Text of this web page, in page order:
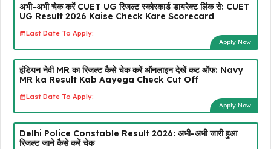
अभी-अभी चेक करें CUET UG रिजल्ट स्कोरकार्ड डायरेक्ट लिंक से: CUET
UG Result 2026 Kaise Check Kare Scorecard
Last Date To Apply:
Apply Now
इंडियन नेवी MR का रिजल्ट कैसे चेक करें ऑनलाइन देखें कट ऑफ: Navy
MR ka Result Kab Aayega Check Cut Off
Last Date To Apply:
Apply Now
Delhi Police Constable Result 2026: अभी-अभी जारी हुआ
रिजल्ट जाने कैसे करें चेक